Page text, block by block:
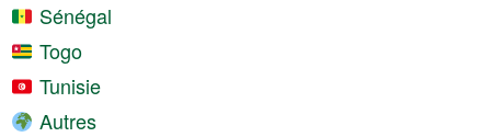
Sénégal
Togo
Tunisie
Autres